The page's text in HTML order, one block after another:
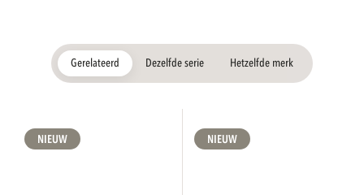
Gerelateerd Dezelfde serie Hetzelfde merk
NIEUW NIEUW